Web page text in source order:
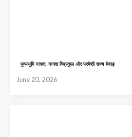
पुण्यभूमि नागदा, नागदा विप्रकुल और परमेष्ठी राज्य मेवाड़
June 20, 2026